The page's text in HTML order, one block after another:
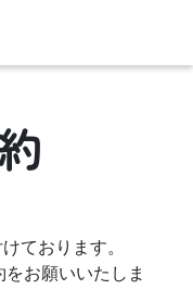
ております。
お願いいたしま